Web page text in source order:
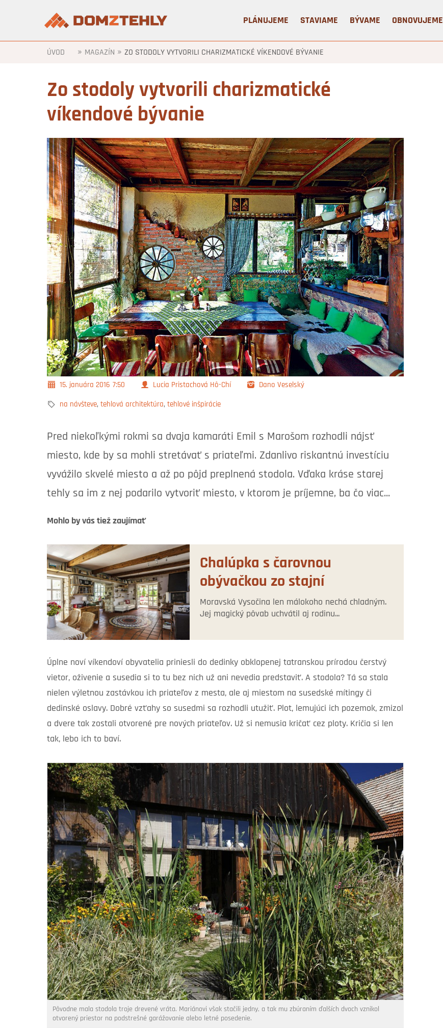
PLÁNUJEME STAVIAME BÝVAME OBNOVUJEME
ÚVOD » MAGAZÍN » ZO STODOLY VYTVORILI CHARIZMATICKÉ VÍKENDOVÉ BÝVANIE
Zo stodoly vytvorili charizmatické
víkendové bývanie
15. januára 2016 7:50 Lucia Pristachová Hô-Chí Dano Veselský
na návšteve, tehlová architektúra, tehlové inšpirácie
Pred niekoľkými rokmi sa dvaja kamaráti Emil s Marošom rozhodli nájsť
miesto, kde by sa mohli stretávať s priateľmi. Zdanlivo riskantnú investíciu
vyvážilo skvelé miesto a až po pôjd preplnená stodola. Vďaka kráse starej
tehly sa im z nej podarilo vytvoriť miesto, v ktorom je príjemne, ba čo viac...
Mohlo by vás tiež zaujímať
Chalúpka s čarovnou
obývačkou zo stajní
Moravská Vysočina len málokoho nechá chladným.
Jej magický pôvab uchvátil aj rodinu...
Úplne noví víkendoví obyvatelia priniesli do dedinky obklopenej tatranskou prírodou čerstvý
vietor, oživenie a susedia si to tu bez nich už ani nevedia predstaviť. A stodola? Tá sa stala
nielen výletnou zastávkou ich priateľov z mesta, ale aj miestom na susedské mítingy či
dedinské oslavy. Dobré vzťahy so susedmi sa rozhodli utužiť. Plot, lemujúci ich pozemok, zmizol
a dvere tak zostali otvorené pre nových priateľov. Už si nemusia kričať cez ploty. Kričia si len
tak, lebo ich to baví.
Pôvodne mala stodola troje drevené vráta. Mariánovi však stačili jedny, a tak mu zbúraním ďalších dvoch vznikol
otvorený priestor na podstrešné garážovanie alebo letné posedenie.